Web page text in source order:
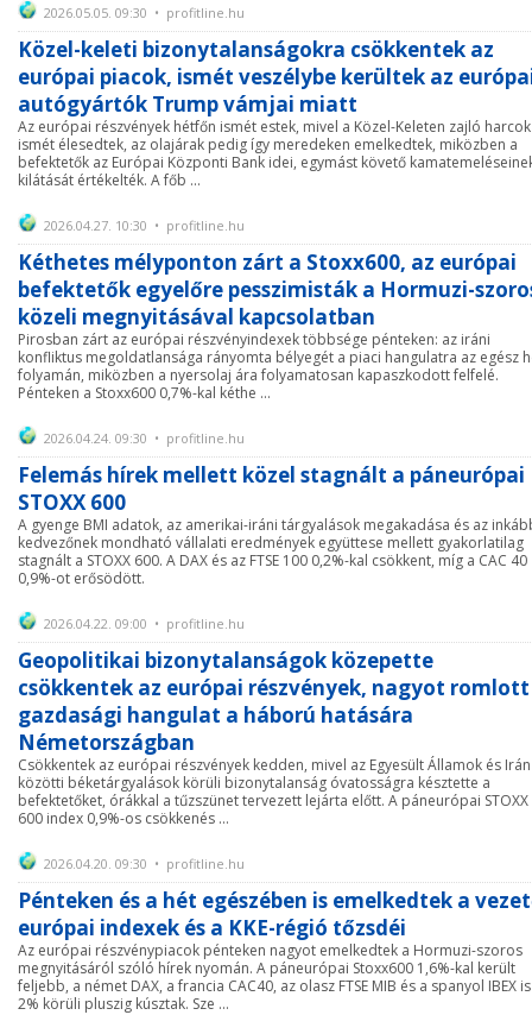
2026.05.05. 09:30 • profitline.hu
Közel-keleti bizonytalanságokra csökkentek az
európai piacok, ismét veszélybe kerültek az
autógyártók Trump vámjai miatt
Az európai részvények hétfőn ismét estek, mivel a Közel-Keleten zajló harcok
ismét élesedtek, az olajárak pedig így meredeken emelkedtek, miközben a
befektetők az Európai Központi Bank idei, egymást követő
kilátását értékelték. A főb ...
2026.04.27. 10:30 • profitline.hu
Kéthetes mélyponton zárt a Stoxx600, az európai
befektetők egyelőre pesszimisták a Hormuzi-
közeli megnyitásával kapcsolatban
Pirosban zárt az európai részvényindexek többsége pénteken: az iráni
konfliktus megoldatlansága rányomta bélyegét a piaci hangulatra az egész
folyamán, miközben a nyersolaj ára folyamatosan kapaszkodott felfelé.
Pénteken a Stoxx600 0,7%-kal kéthe ...
2026.04.24. 09:30 • profitline.hu
Felemás hírek mellett közel stagnált a páneurópai
STOXX 600
A gyenge BMI adatok, az amerikai-iráni tárgyalások megakadása és az
kedvezőnek mondható vállalati eredmények együttese mellett gyakorlatilag
stagnált a STOXX 600. A DAX és az FTSE 100 0,2%-kal csökkent, míg a CAC 40
0,9%-ot erősödött.
2026.04.22. 09:00 • profitline.hu
Geopolitikai bizonytalanságok közepette
csökkentek az európai részvények, nagyot
gazdasági hangulat a háború hatására
Németországban
Csökkentek az európai részvények kedden, mivel az Egyesült Államok és Irán
közötti béketárgyalások körüli bizonytalanság óvatosságra késztette a
befektetőket, órákkal a tűzszünet tervezett lejárta előtt. A páneurópai STOXX
600 index 0,9%-os csökkenés ...
2026.04.20. 09:30 • profitline.hu
Pénteken és a hét egészében is emelkedtek a
európai indexek és a KKE-régió tőzsdéi
Az európai részvénypiacok pénteken nagyot emelkedtek a Hormuzi-szoros
megnyitásáról szóló hírek nyomán. A páneurópai Stoxx600 1,6%-kal került
feljebb, a német DAX, a francia CAC40, az olasz FTSE MIB és a spanyol IBEX is
2% körüli pluszig kúsztak. Sze ...